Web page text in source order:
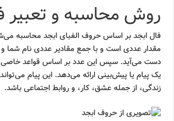
روش محاسبه و تعبیر
فال ابجد بر اساس حروف الفبای ابجد محاسبه
مقدار عددی است و با جمع مقادیر عددی نام شما و
دست می‌آید. سپس این عدد بر اساس قواعد
یک پیام یا پیش‌بینی ارائه می‌دهد. این پیام
زندگی، از جمله عشق، کار، و روابط اجتماعی باشد.